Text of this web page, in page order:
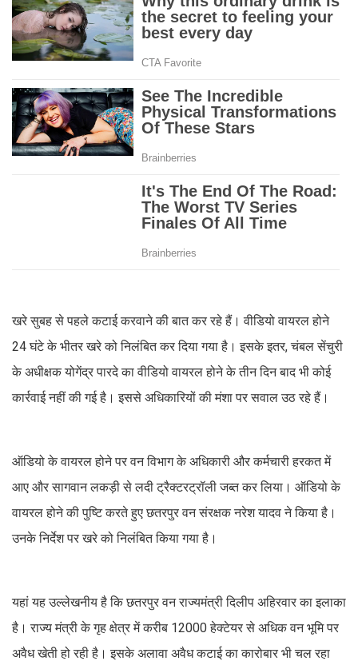
खरे सुबह से पहले कटाई करवाने की बात कर रहे हैं। वीडियो वायरल होने
24 घंटे के भीतर खरे को निलंबित कर दिया गया है। इसके इतर, चंबल सेंचुरी
के अधीक्षक योगेंद्र पारदे का वीडियो वायरल होने के तीन दिन बाद भी कोई
कार्रवाई नहीं की गई है। इससे अधिकारियों की मंशा पर सवाल उठ रहे हैं।
ऑडियो के वायरल होने पर वन विभाग के अधिकारी और कर्मचारी हरकत में
आए और सागवान लकड़ी से लदी ट्रैक्टरट्रॉली जब्त कर लिया। ऑडियो के
वायरल होने की पुष्टि करते हुए छतरपुर वन संरक्षक नरेश यादव ने किया है।
उनके निर्देश पर खरे को निलंबित किया गया है।
यहां यह उल्लेखनीय है कि छतरपुर वन राज्यमंत्री दिलीप अहिरवार का इलाका
है। राज्य मंत्री के गृह क्षेत्र में करीब 12000 हेक्टेयर से अधिक वन भूमि पर
अवैध खेती हो रही है। इसके अलावा अवैध कटाई का कारोबार भी चल रहा